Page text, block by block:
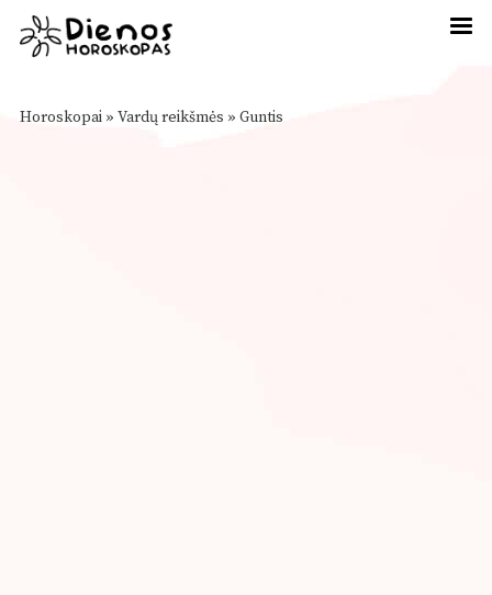
Horoskopai » Vardų reikšmės » Guntis